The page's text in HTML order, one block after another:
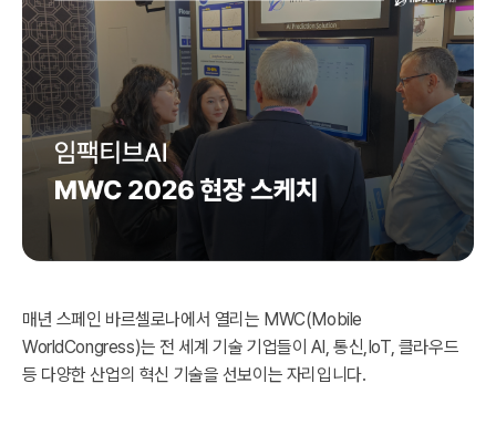
매년 스페인 바르셀로나에서 열리는 MWC(Mobile
WorldCongress)는 전 세계 기술 기업들이 AI, 통신,IoT, 클라우드
등 다양한 산업의 혁신 기술을 선보이는 자리입니다.